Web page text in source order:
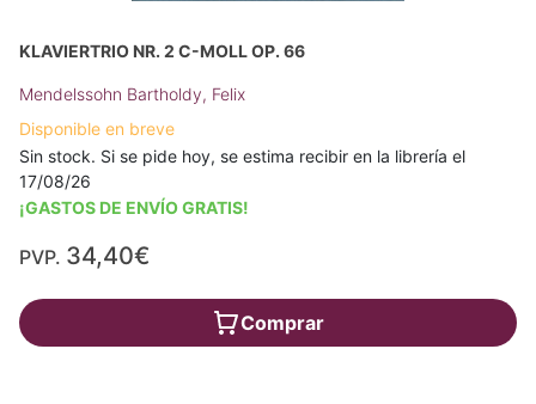
KLAVIERTRIO NR. 2 C-MOLL OP. 66
Mendelssohn Bartholdy, Felix
Disponible en breve
Sin stock. Si se pide hoy, se estima recibir en la librería el
17/08/26
¡GASTOS DE ENVÍO GRATIS!
PVP. 34,40€
Comprar